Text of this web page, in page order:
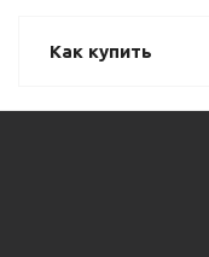
Как купить